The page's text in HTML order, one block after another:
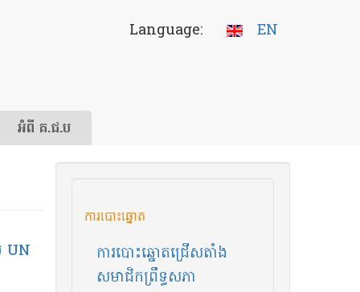
Language: EN
អំពី គ.ជ.ប
UN
ការបោះឆ្នោត
ការបោះឆ្នោតជ្រើសតាំង
សមាជិកព្រឹទ្ធសភា